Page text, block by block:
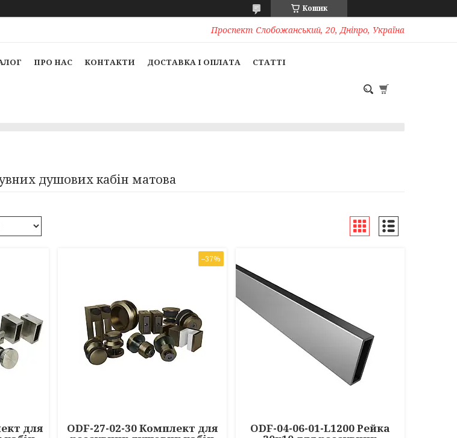
Кошик
Проспект Слобожанський, 20, Дніпро, Україна
ПРО НАС КОНТАКТИ ДОСТАВКА І ОПЛАТА СТАТТІ
душових кабін матова
для
–37%
ODF-27-02-30 Комплект для ODF-04-06-01-L1200 Рейка